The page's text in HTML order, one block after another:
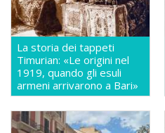
La storia dei tappeti
Timurian: «Le origini nel
1919, quando gli esuli
armeni arrivarono a Bari»